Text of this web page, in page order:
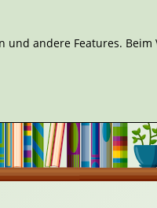
andere Features.